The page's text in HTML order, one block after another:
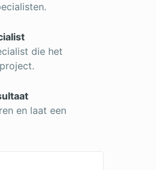
die het
en laat een